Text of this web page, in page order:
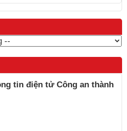
tin điện tử Công an thành